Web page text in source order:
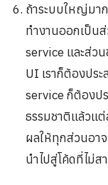
ถ้าระบบใหญ่มา
ทำงานออกเป็น
service และส่ว
UI เราก็ต้องปร
service ก็ต้องป
ธรรมชาติแล้วแ
ผลให้ทุกส่วนอา
นำไปสู่โค้ดที่ไม่ส